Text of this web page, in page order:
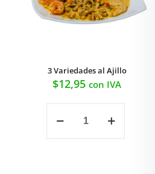
3 Variedades al Ajillo
$12,95 con IVA
Variedades